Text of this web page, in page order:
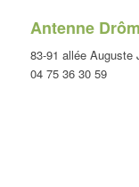
Antenne
83-91 allée Auguste
04 75 36 30 59